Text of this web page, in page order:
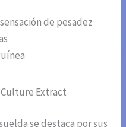
de pesadez
Extract
se destaca por sus